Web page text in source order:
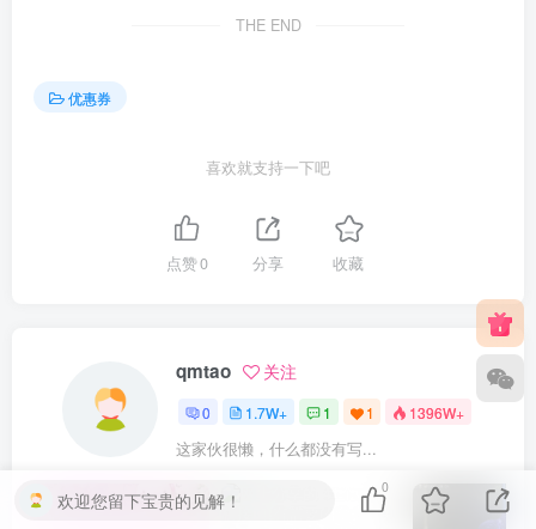
THE END
优惠券
喜欢就支持一下吧
点赞0 分享 收藏
qmtao 关注
0 1.7W+ 1 1 1396W+
这家伙很懒，什么都没有写...
欢迎您留下宝贵的见解！
0